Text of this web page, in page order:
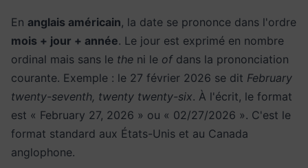
En anglais américain, la date se prononce dans l'ordre
mois + jour + année. Le jour est exprimé en nombre
ordinal mais sans le the ni le ofdans la prononciation
courante. Exemple : le 27 février 2026 se dit February
twenty-seventh, twenty twenty-six. À l'écrit, le format
est « February 27, 2026 » ou « 02/27/2026 ». C'est le
format standard aux États-Unis et au Canada
anglophone.